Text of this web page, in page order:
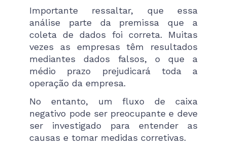
Importante ressaltar, que essa
análise parte da premissa que a
coleta de dados foi correta. Muitas
vezes as empresas têm resultados
mediantes dados falsos, o que a
médio prazo prejudicará toda a
operação da empresa.
No entanto, um fluxo de caixa
negativo pode ser preocupante e deve
ser investigado para entender as
causas e tomar medidas corretivas​.